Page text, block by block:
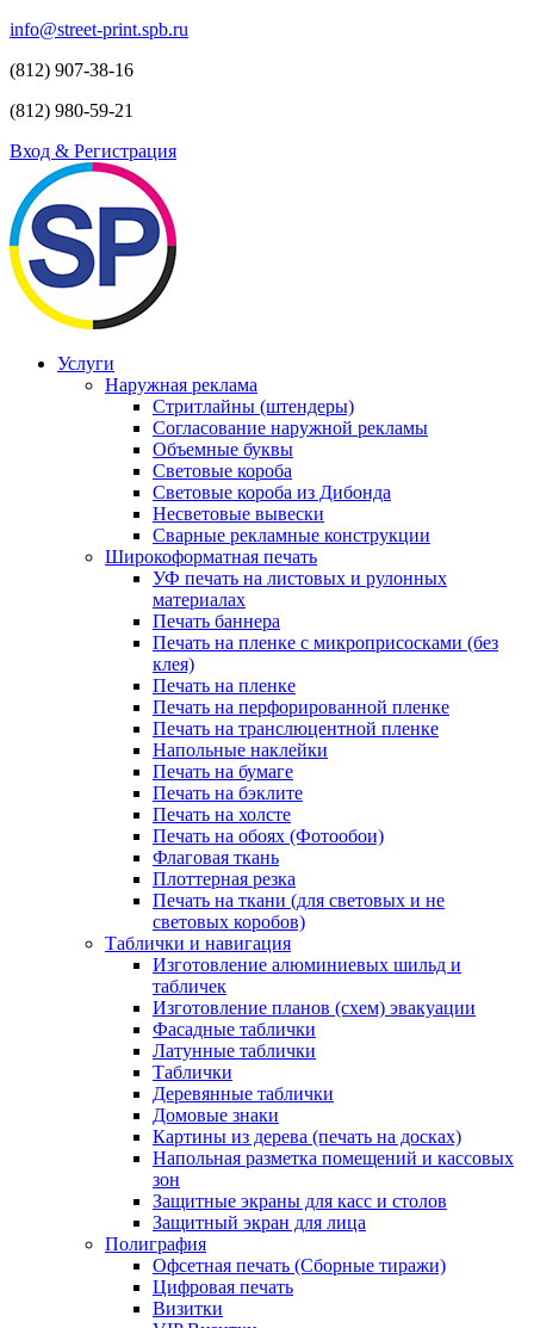
info@street-print.spb.ru
(812) 907-38-16
(812) 980-59-21
Вход & Регистрация
Услуги
Наружная реклама
Стритлайны (штендеры)
Согласование наружной рекламы
Объемные буквы
Световые короба
Световые короба из Дибонда
Несветовые вывески
Сварные рекламные конструкции
Широкоформатная печать
УФ печать на листовых и рулонных
материалах
Печать баннера
Печать на пленке с микроприсосками (без
клея)
Печать на пленке
Печать на перфорированной пленке
Печать на транслюцентной пленке
Напольные наклейки
Печать на бумаге
Печать на бэклите
Печать на холсте
Печать на обоях (Фотообои)
Флаговая ткань
Плоттерная резка
Печать на ткани (для световых и не
световых коробов)
Таблички и навигация
Изготовление алюминиевых шильд и
табличек
Изготовление планов (схем) эвакуации
Фасадные таблички
Латунные таблички
Таблички
Деревянные таблички
Домовые знаки
Картины из дерева (печать на досках)
Напольная разметка помещений и кассовых
зон
Защитные экраны для касс и столов
Защитный экран для лица
Полиграфия
Офсетная печать (Сборные тиражи)
Цифровая печать
Визитки